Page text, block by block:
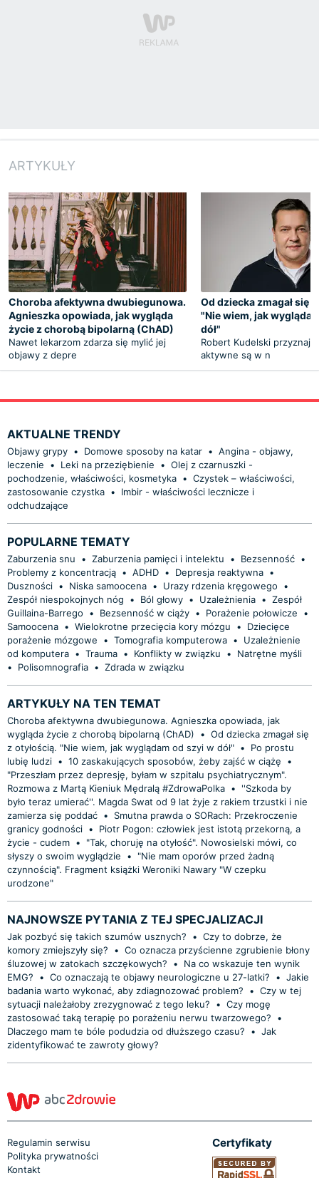
ARTYKUŁY
Choroba afektywna dwubiegunowa.
Agnieszka opowiada, jak wygląda
życie z chorobą bipolarną (ChAD)
Nawet lekarzom zdarza się mylić jej
objawy z depre
Od dziecka zmagał się
"Nie wiem, jak
dół"
Robert Kudelski
aktywne są w n
AKTUALNE TRENDY
Objawy grypy • Domowe sposoby na katar • Angina - objawy,
leczenie
• Leki na przeziębienie • Olej z czarnuszki -
pochodzenie, właściwości, kosmetyka • Czystek – właściwości,
zastosowanie czystka •
Imbir - właściwości lecznicze i
odchudzające
POPULARNE TEMATY
Zaburzenia snu • Zaburzenia pamięci i intelektu • Bezsenność •
Problemy z koncentracją • ADHD • Depresja reaktywna •
Duszności • Niska samoocena • Urazy rdzenia kręgowego
•
Zespół niespokojnych nóg
• Ból głowy • Uzależnienia • Zespół
Guillaina-Barrego
• Bezsenność w ciąży • Porażenie połowicze
•
Samoocena • Wielokrotne przecięcia kory mózgu •
Dziecięce
porażenie mózgowe
• Tomografia komputerowa •
Uzależnienie
od komputera • Trauma • Konflikty w związku •
Natrętne myśli
•
Polisomnografia • Zdrada w związku
ARTYKUŁY NA TEN TEMAT
Choroba afektywna dwubiegunowa. Agnieszka opowiada, jak
wygląda życie z chorobą bipolarną (ChAD)
• Od dziecka zmagał się
z otyłością. "Nie wiem, jak wyglądam od szyi w dół" •
Po prostu
lubię ludzi • 10 zaskakujących sposobów, żeby zajść w ciążę
•
"Przeszłam przez depresję, byłam w szpitalu psychiatrycznym".
Rozmowa z Martą Kieniuk Mędralą #ZdrowaPolka •
''Szkoda by
było teraz umierać''. Magda Swat od 9 lat żyje z rakiem trzustki i nie
zamierza się poddać •
Smutna prawda o SORach: Przekroczenie
granicy godności •
Piotr Pogon: człowiek jest istotą przekorną, a
życie - cudem •
"Tak, choruję na otyłość". Nowosielski mówi, co
słyszy o swoim wyglądzie
•
"Nie mam oporów przed żadną
czynnością". Fragment książki Weroniki Nawary "W czepku
urodzone"
NAJNOWSZE PYTANIA Z TEJ SPECJALIZACJI
Jak pozbyć się takich szumów usznych? • Czy to dobrze, że
komory zmiejszyły się?
• Co oznacza przyścienne zgrubienie błony
śluzowej w zatokach szczękowych?
•
Na co wskazuje ten wynik
EMG?
• Co oznaczają te objawy neurologiczne u 27-latki? • Jakie
badania warto wykonać, aby zdiagnozować problem?
• Czy w tej
sytuacji należałoby zrezygnować z tego leku?
• Czy mogę
zastosować taką terapię po porażeniu nerwu twarzowego?
•
Dlaczego mam te bóle podudzia od dłuższego czasu?
• Jak
zidentyfikować te zawroty głowy?
Regulamin serwisu
Polityka prywatności
Kontakt
Certyfikaty